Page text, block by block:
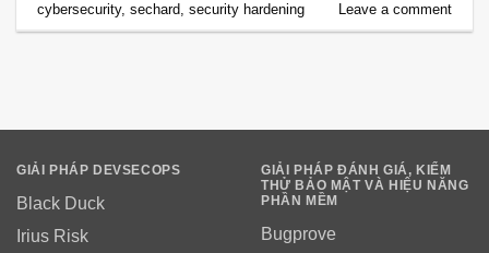
cybersecurity,sechard,security hardening Leave a comment
GIẢI PHÁP DEVSECOPS
Black Duck
Irius Risk
GIẢI PHÁP ĐÁNH GIÁ, KIỂM
THỬ BẢO MẬT VÀ HIỆU NĂNG
PHẦN MỀM
Bugprove